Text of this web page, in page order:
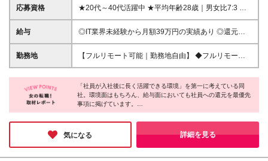
応募資格
★20代～40代活躍中 ★平均年齢28歳｜男女比7:3 ★
学歴不問 ★面接1回スピード選考 【応募条件】 ◎未
経験者 29歳以下の方（若年層の長期的なキャリア形
何らかの開発・設計構築の経験をお持ちの方 └言語・
業界・ジャンル不問 └ブランクありOK └社会人経験
単価や契約内容もわかる透明度の高い会社で働きたい
・SES企業でも安心して働ける会社に入社したい ・
リモート／出社の頻度を自由に選びたい ・モダンな
開発環境に挑戦したい ・サポート体制が充実した環
境で働きたい ・エンジニアたちと交流を深めたい ・
スキルアップ／キャリアアップ環境が整っている環境
を選びたい ・未経験だけど、ITキャリアの道を切り開
きたい
給与
◎IT業界未経験から月額39万円の実績あり ◎還元率
83~93.3%！入社したエンジニア全員年収UP（平均
160万円UP/平均月給45万円） ◎上昇還元率制・単価
※経験・能力等を考慮の上、決定いたします ※試用期
間3ヵ月あり（待遇の変更はありません） ※固定残業
代は、時間外労働の有無に関わらず20時間分を、一律
利益の固定による明朗会計 【2】「キャリア伴走」に
よる高い定着率 【3】多角的な事業展開による安定し
勤務地
【フルリモート可能｜勤務地自由】 ◆フルリモート
多数！全国どこでも、好きな場所で働ける ◆UIター
ン歓迎！転勤なし ◆リモートワーク／出社も自由に
選べる 【本社】 〒155-0032 東京都世田谷区代沢5-
30-2 A＊G下北沢2F-2 ＼理想の働き方を実現／ ・リ
モートと出社を自由に選びたい ・好きな場所で働き
たい ・残業の少ない環境で働きたい ・家族の時間を
大切にできる働き方がしたい ・長期休暇を活用し、
海外旅行に行きたい ・UIターンして、東京の案件に
「社員が入社後に長く活躍できる環境」を第一に考えている同
社。環境面はもちろん、給与面においても社員への還元を最優先
事項に掲げています。
また、メンバーのキャリアにも寄り添い、「理想のキャリアのた
めのロードマップ」の作成をサポート。入社後すぐに将来の目標
を言語化し、実現できるまでのマップづくりから開始。入社時の
目標を見失わず、理想のキャリアへ進んでいける環境です。
気になる 詳細を見る